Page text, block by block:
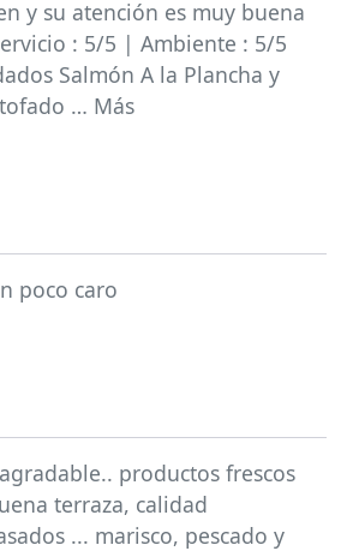
y su atención es muy buena
: 5/5 | Ambiente : 5/5
Salmón A la Plancha y
… Más
poco caro
productos frescos
terraza, calidad
... marisco, pescado y